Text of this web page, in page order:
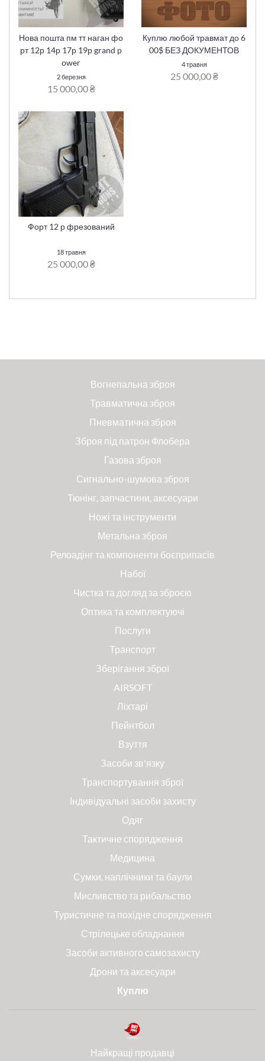
Нова пошта пм тт наган фо
рт 12р 14р 17р 19р grand p
ower
2 березня
15 000,00 ₴
Куплю любой травмат до 6
00$ БЕЗ ДОКУМЕНТОВ
4 травня
25 000,00 ₴
Форт 12 р фрезований
18 травня
25 000,00 ₴
Вогнепальна зброя
Травматична зброя
Пневматична зброя
Зброя під патрон Флобера
Газова зброя
Сигнально-шумова зброя
Тюнінг, запчастини, аксесуари
Ножі та інструменти
Метальна зброя
Релоадінг та компоненти боєприпасів
Набої
Чистка та догляд за зброєю
Оптика та комплектуючі
Послуги
Транспорт
Зберігання зброї
AIRSOFT
Ліхтарі
Пейнтбол
Взуття
Засоби зв'язку
Транспортування зброї
Індивідуальні засоби захисту
Одяг
Тактичне спорядження
Медицина
Сумки, наплічники та баули
Мисливство та рибальство
Туристичне та похідне спорядження
Стрілецьке обладнання
Засоби активного самозахисту
Дрони та аксесуари
Куплю
Найкращі продавці